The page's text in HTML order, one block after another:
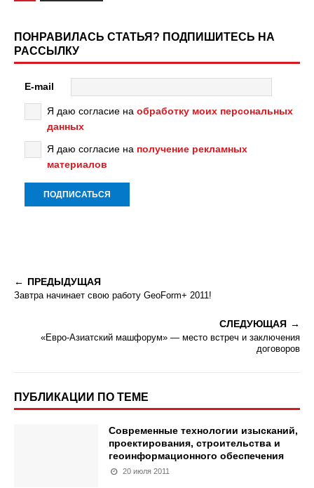
ПОНРАВИЛАСЬ СТАТЬЯ? ПОДПИШИТЕСЬ НА
РАССЫЛКУ
E-mail
Я даю согласие на обработку моих персональных
данных
Я даю согласие на получение рекламных
материалов
ПРЕДЫДУЩАЯ
Завтра начинает свою работу GeoForm+ 2011!
СЛЕДУЮЩАЯ
«Евро-Азиатский машфорум» — место встреч и заключения
договоров
ПУБЛИКАЦИИ ПО ТЕМЕ
Современные технологии изысканий,
проектирования, строительства и
геоинформационного обеспечения
20 июля 2011